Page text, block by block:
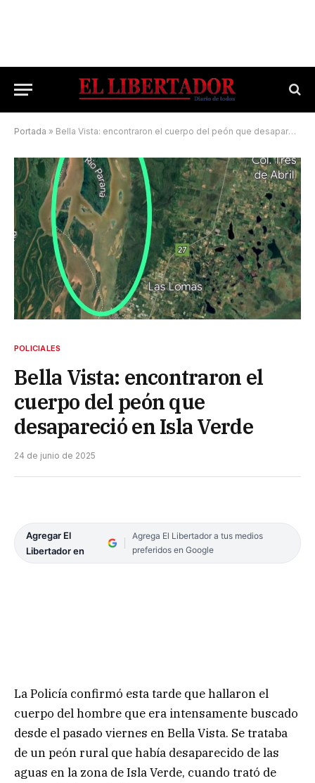
Portada » Bella Vista: encontraron el cuerpo del peón que desapareció en Isla Verde
POLICIALES
Bella Vista: encontraron el
cuerpo del peón que
desapareció en Isla Verde
24 de junio de 2025
Agregar El
Libertador en
Agrega El Libertador a tus medios
preferidos en Google
La Policía confirmó esta tarde que hallaron el
cuerpo del hombre que era intensamente buscado
desde el pasado viernes en Bella Vista. Se trataba
de un peón rural que había desaparecido de las
aguas en la zona de Isla Verde, cuando trató de